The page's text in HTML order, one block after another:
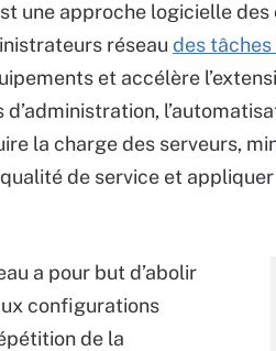
une approche logicielle
réseau des
et accélère
la charge des serveurs,
de service et
a pour but d’abolir
configurations
de la